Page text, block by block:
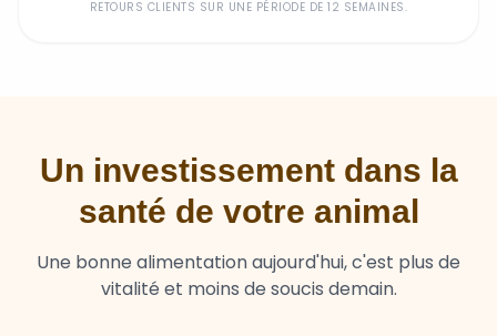
RETOURS CLIENTS SUR UNE PÉRIODE DE 12 SEMAINES.
Un investissement dans la
santé de votre animal
Une bonne alimentation aujourd'hui, c'est plus de
vitalité et moins de soucis demain.